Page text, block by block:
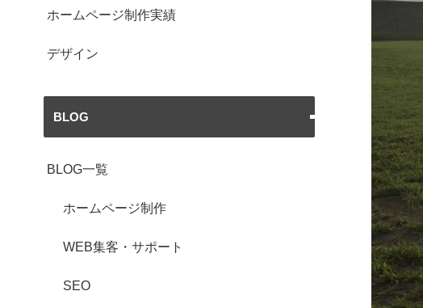
ホームページ制作実績
デザイン
BLOG
BLOG一覧
ホームページ制作
WEB集客・サポート
SEO